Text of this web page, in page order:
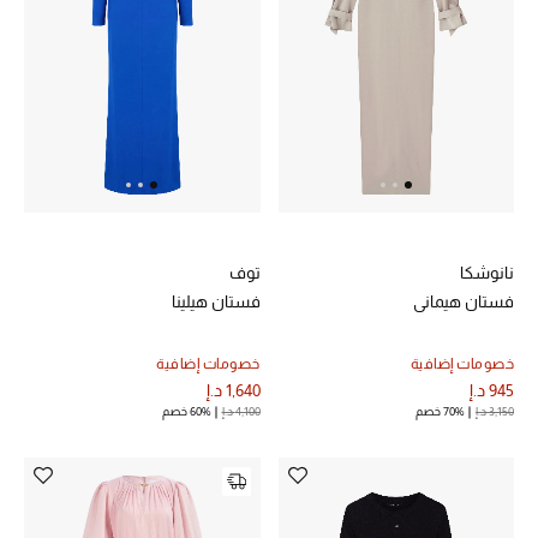
حقائب رجالية
العناية الشخصية بالرجال
عرض جميع المنتجات
عودة صغاركم للمدارس
نانوشكا
فستان هيماني
خصومات إضافية
945 د.إ
3,150 د.إ 70% خصم
توف
فستان هيلينا
خصومات إضافية
1,640 د.إ
4,100 د.إ 60% خصم